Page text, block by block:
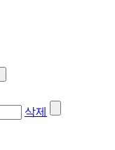
삭제